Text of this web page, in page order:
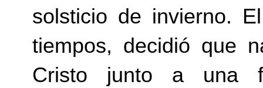
solsticio de invierno.
tiempos, decidió que
Cristo junto a una